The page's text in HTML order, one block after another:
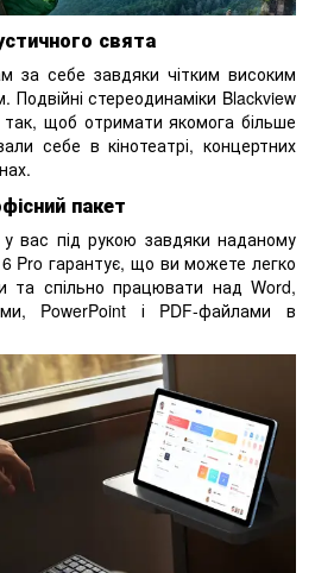
свята
за себе завдяки чітким високим
Подвійні стереодинаміки Blackview
щоб отримати якомога більше
себе в кінотеатрі, концертних
пакет
вас під рукою завдяки наданому
Pro гарантує, що ви можете легко
та спільно працювати над Word,
PowerPoint і PDF-файлами в